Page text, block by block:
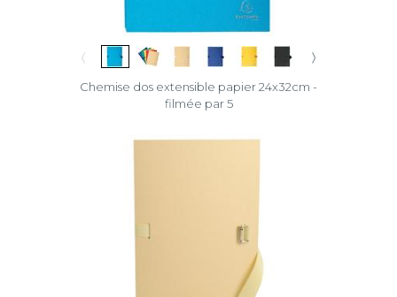
〈 〉
Chemise dos extensible papier 24x32cm -
filmée par 5